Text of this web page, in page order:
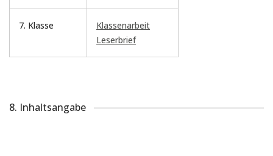
7. Klasse
Klassenarbeit
Leserbrief
8. Inhaltsangabe